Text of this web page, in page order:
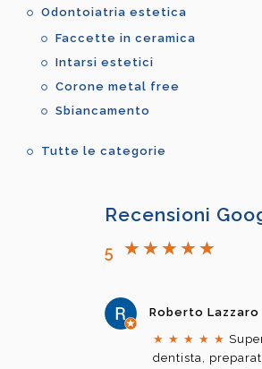
Odontoiatria estetica
Faccette in ceramica
Intarsi estetici
Corone metal free
Sbiancamento
Tutte le categorie
Recensioni
5
Roberto Lazzaro
★ ★ ★ ★ ★
dentista,